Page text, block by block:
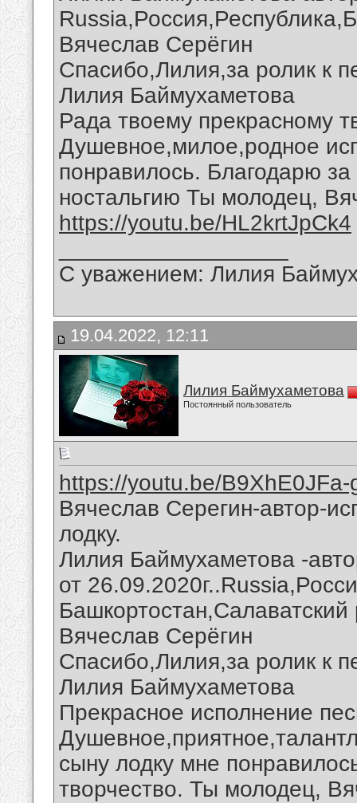
Вячеслав Серёгин
Спасибо,Лилия,за ролик к
Лилия Баймухаметова
Рада твоему прекрасному
Душевное,милое,родное
понравилось. Благодарю
ностальгию Ты молодец,
https://youtu.be/HL2krtJpCk4
С уважением: Лилия
19.04.2022, 12:11
Лилия Баймухаметова
Постоянный пользователь
https://youtu.be/B9XhE0JFa-
Вячеслав Серегин-автор-
лодку.
Лилия Баймухаметова -
от
Вячеслав Серёгин
Спасибо,Лилия,за ролик к
Лилия Баймухаметова
Прекрасное исполнение
сыну лодку мне
творчество. Ты молодец,